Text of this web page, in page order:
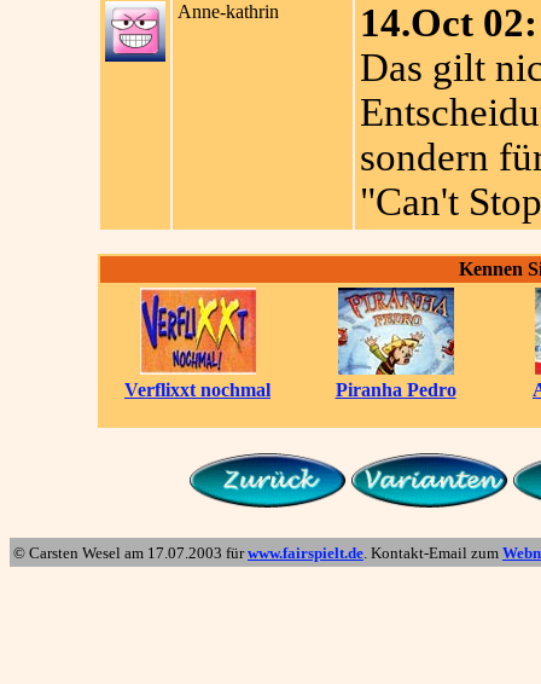
Anne-kathrin 14.Oct 02:
Das gilt
sondern
"Can't
Kennen
Verflixxt nochmal Piranha Pedro
© Carsten Wesel am 17.07.2003 fürwww.fairspielt.de. Kontakt-Email zum